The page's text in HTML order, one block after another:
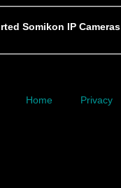
Somikon IP Cameras
Home Privacy